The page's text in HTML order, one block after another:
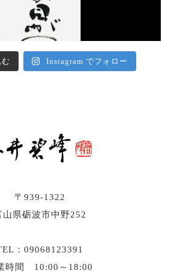
〒939-1322
山県砺波市中野252
：09068123391
時間 10:00～18:00
Instagram でフォロー